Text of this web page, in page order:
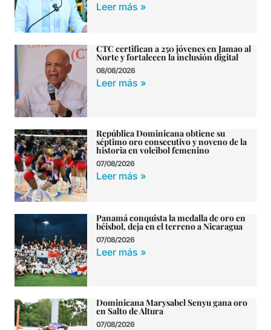
Leer más »
CTC certifican a 250 jóvenes en Jamao al
Norte y fortalecen la inclusión digital
08/08/2026
Leer más »
República Dominicana obtiene su
séptimo oro consecutivo y noveno de la
historia en voleibol femenino
07/08/2026
Leer más »
Panamá conquista la medalla de oro en
béisbol, deja en el terreno a Nicaragua
07/08/2026
Leer más »
Dominicana Marysabel Senyu gana oro
en Salto de Altura
07/08/2026